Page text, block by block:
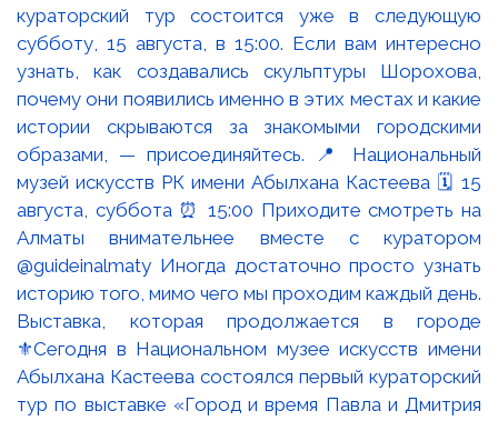
Выставка, которая продолжается в городе
⚜️Сегодня в Национальном музее искусств имени
Абылхана Кастеева состоялся первый кураторский
тур по выставке «Город и время Павла и Дмитрия